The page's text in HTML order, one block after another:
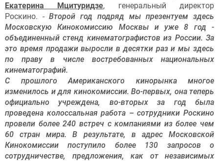
Екатерина Мцитуридзе, генеральный директор
Роскино. -Второй год подряд мы презентуем здесь
Московскую Кинокомиссию Москвы и уже 8 год -
объединенный стенд кинематографистов из России. За
это время продажи выросли в десятки раз и мы здесь
по праву в числе востребованных национальных
кинематографий.
С прошлого Американского кинорынка многое
изменилось и для кинокомиссии. Во-первых, она теперь
официально учреждена, во-вторых за год была
проведена колоссальная работа – сотрудники Роскино
провели более 240 встреч с компаниями из более чем
60 стран мира. В результате, в адрес Московской
Кинокомиссии поступило более 130 запросов о
сотрудничестве, предложения, как от независимых